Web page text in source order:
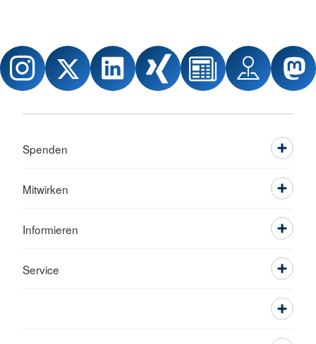
Spenden
Mitwirken
Informieren
Service